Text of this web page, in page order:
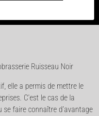
Ruisseau Noir
elle a permis de mettre le
C’est le cas de la
faire connaître d’avantage